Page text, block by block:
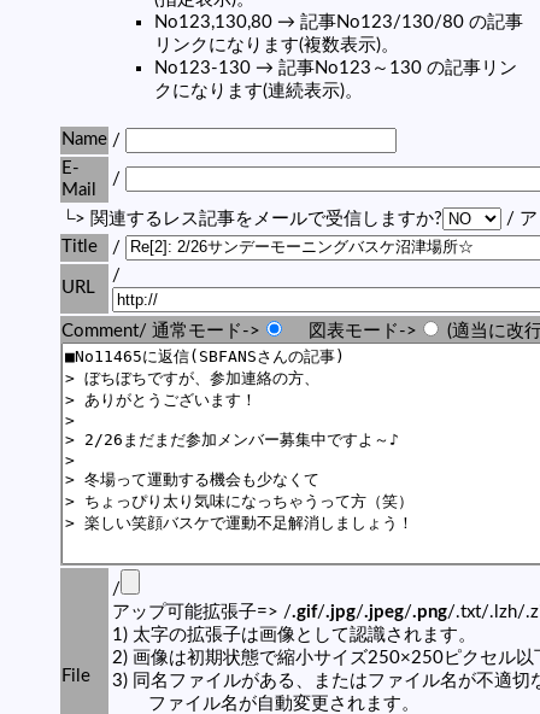
No123,130,80 → 記事No123/130/80 の記事
リンクになります(複数表示)。
No123-130 → 記事No123～130 の記事リン
クになります(連続表示)。
Name /
E-
Mail
/
└> 関連するレス記事をメールで受信しますか?
/ ア
Title
/
URL
/
Comment/ 通常モード-> 図表モード-> (適当に改
File
/
アップ可能拡張子=> /.gif/.jpg/.jpeg/.png/.txt/.lzh/
1) 太字の拡張子は画像として認識されます。
2) 画像は初期状態で縮小サイズ250×250ピクセル以
3) 同名ファイルがある、またはファイル名が不適切
ファイル名が自動変更されます。